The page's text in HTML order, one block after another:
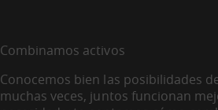
Combinamos activos
Conocemos bien las posibilidades
muchas veces, juntos funcionan